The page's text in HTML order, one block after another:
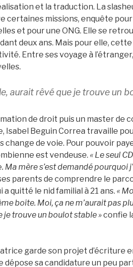
et la traduction. La
certaines missions, enquête pour
et pour une ONG. Elle se
deux ans. Mais pour elle,
Entre ses voyage à
aurait rêvé que je trouve un
de droit puis un master de
Isabel Beguin Correa travaille
change de voie. Pour pouvoir
est vendeuse. « Le seul
. Ma mère s’est demandé pourquoi
parents de comprendre le
a quitté le nid familial à 21 ans. «
boîte. Moi, ça ne m’aurait pas
je trouve un boulot stable »confie
garde son projet d’écriture
dépose sa candidature un peu